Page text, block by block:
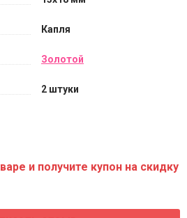
Капля
Золотой
2 штуки
и получите купон на скидку